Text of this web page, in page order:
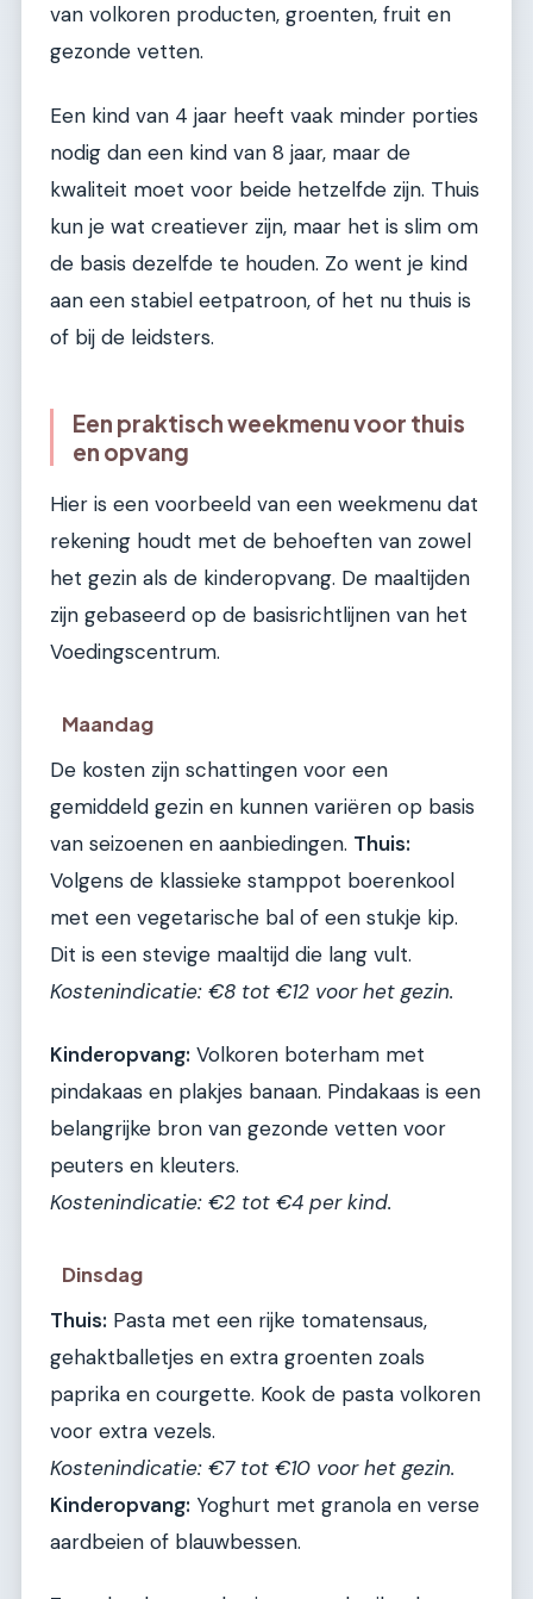
van volkoren producten, groenten, fruit en
gezonde vetten.
Een kind van 4 jaar heeft vaak minder porties
nodig dan een kind van 8 jaar, maar de
kwaliteit moet voor beide hetzelfde zijn. Thuis
kun je wat creatiever zijn, maar het is slim om
de basis dezelfde te houden. Zo went je kind
aan een stabiel eetpatroon, of het nu thuis is
of bij de leidsters.
Een praktisch weekmenu voor thuis
en opvang
Hier is een voorbeeld van een weekmenu dat
rekening houdt met de behoeften van zowel
het gezin als de kinderopvang. De maaltijden
zijn gebaseerd op de basisrichtlijnen van het
Voedingscentrum.
Maandag
De kosten zijn schattingen voor een
gemiddeld gezin en kunnen variëren op basis
van seizoenen en aanbiedingen. Thuis:
Volgens de klassieke stamppot boerenkool
met een vegetarische bal of een stukje kip.
Dit is een stevige maaltijd die lang vult.
Kostenindicatie: €8 tot €12 voor het gezin.
Kinderopvang: Volkoren boterham met
pindakaas en plakjes banaan. Pindakaas is een
belangrijke bron van gezonde vetten voor
peuters en kleuters.
Kostenindicatie: €2 tot €4 per kind.
Dinsdag
Thuis: Pasta met een rijke tomatensaus,
gehaktballetjes en extra groenten zoals
paprika en courgette. Kook de pasta volkoren
voor extra vezels.
Kostenindicatie: €7 tot €10 voor het gezin.
Kinderopvang: Yoghurt met granola en verse
aardbeien of blauwbessen.